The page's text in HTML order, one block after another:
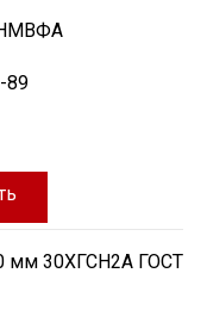
89
мм 30ХГСН2А ГОСТ